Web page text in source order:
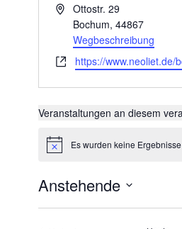
AdresseOttostr. 29
Bochum, 44867
Wegbeschreibung
Webseitehttps://www.neoliet.de/
Veranstaltungen an diesem
HinweisEs wurden keine
Anstehende